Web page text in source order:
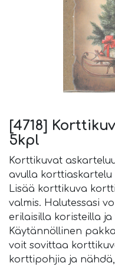
[4718]
5kpl
Korttikuvat
avulla
Lisää korttikuva
valmis. Halutessasi
erilaisilla koristeilla ja
Käytännöllinen
voit sovittaa
korttipohjia ja